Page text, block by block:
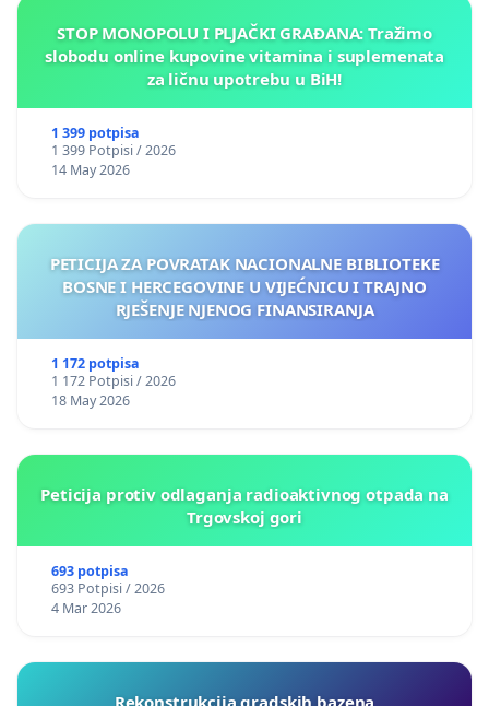
STOP MONOPOLU I PLJAČKI GRAĐANA: Tražimo
slobodu online kupovine vitamina i suplemenata
za ličnu upotrebu u BiH!
1 399 potpisa
1 399 Potpisi / 2026
14 May 2026
PETICIJA ZA POVRATAK NACIONALNE BIBLIOTEKE
BOSNE I HERCEGOVINE U VIJEĆNICU I TRAJNO
RJEŠENJE NJENOG FINANSIRANJA
1 172 potpisa
1 172 Potpisi / 2026
18 May 2026
Peticija protiv odlaganja radioaktivnog otpada na
Trgovskoj gori
693 potpisa
693 Potpisi / 2026
4 Mar 2026